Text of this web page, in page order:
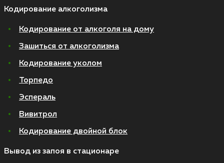
Кодирование алкоголизма
Кодирование от алкоголя на дому
Зашиться от алкоголизма
Кодирование уколом
Торпедо
Эспераль
Вивитрол
Кодирование двойной блок
Вывод из запоя в стационаре